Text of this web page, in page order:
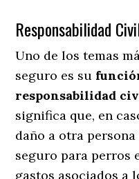
Responsabilidad
Uno de los temas
seguro es su
responsabilidad
significa que, en
daño a otra
seguro para perros
gastos asociados a